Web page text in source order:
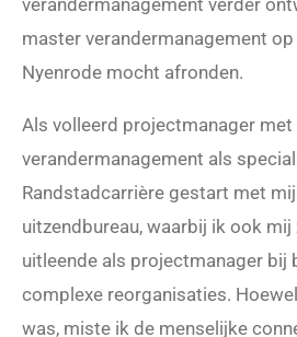
verandermanagement verder
master verandermanagement
Nyenrode mocht afronden.
Als volleerd projectmanager met
verandermanagement als
Randstadcarrière gestart met
uitzendbureau, waarbij ik ook
uitleende als projectmanager bij
complexe reorganisaties.
was, miste ik de menselijke